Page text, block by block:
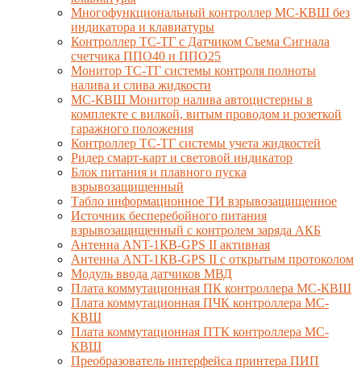
Многофункциональный контроллер МС-КВШ без
индикатора и клавиатуры
Контроллер ТС-ТГ с Датчиком Съема Сигнала
счетчика ППО40 и ППО25
Монитор ТС-ТГ системы контроля полноты
налива и слива жидкости
МС-КВШ Монитор налива автоцистерны в
комплекте с вилкой, витым проводом и розеткой
гаражного положения
Контроллер ТС-ТГ системы учета жидкостей
Ридер смарт-карт и световой индикатор
Блок питания и плавного пуска
взрывозащищенный
Табло информационное ТИ взрывозащищенное
Источник бесперебойного питания
взрывозащищенный с контролем заряда АКБ
Антенна ANT-1КВ-GPS II активная
Антенна ANT-1КВ-GPS II с открытым протоколом
Модуль ввода датчиков МВД
Плата коммутационная ПК контроллера МС-КВШ
Плата коммутационная ПЧК контроллера МС-
КВШ
Плата коммутационная ПТК контроллера МС-
КВШ
Преобразователь интерфейса принтера ПИП